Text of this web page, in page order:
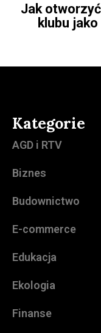
Jak
klubu
Kategorie
AGD i RTV
Biznes
Budownictwo
E-commerce
Edukacja
Ekologia
Finanse